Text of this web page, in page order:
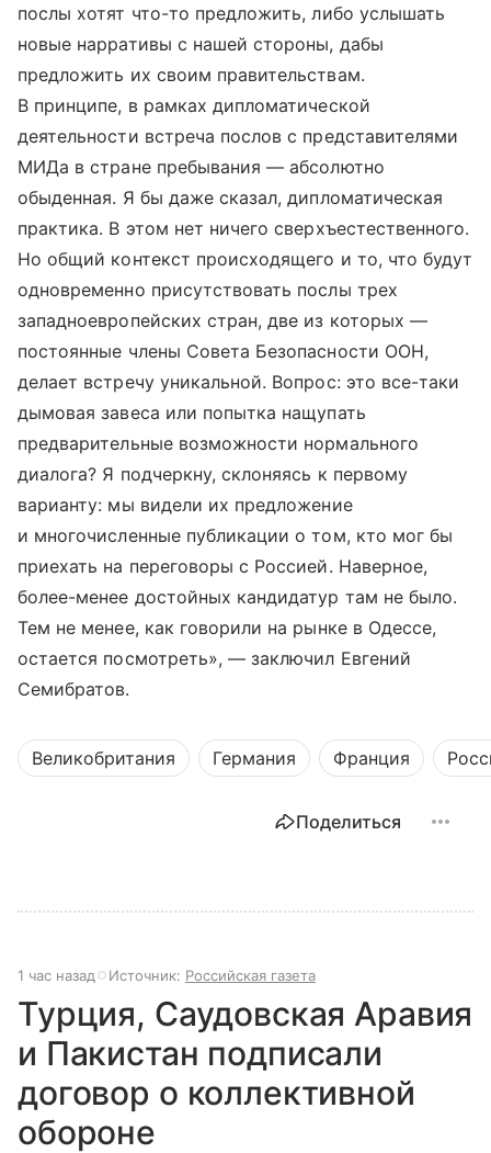
послы хотят что-то предложить, либо услышать
новые нарративы с нашей стороны, дабы
предложить их своим правительствам.
В принципе, в рамках дипломатической
деятельности встреча послов с представителями
МИДа в стране пребывания — абсолютно
обыденная. Я бы даже сказал, дипломатическая
практика. В этом нет ничего сверхъестественного.
Но общий контекст происходящего и то, что будут
одновременно присутствовать послы трех
западноевропейских стран, две из которых —
постоянные члены Совета Безопасности ООН,
делает встречу уникальной. Вопрос: это все-таки
дымовая завеса или попытка нащупать
предварительные возможности нормального
диалога? Я подчеркну, склоняясь к первому
варианту: мы видели их предложение
и многочисленные публикации о том, кто мог бы
приехать на переговоры с Россией. Наверное,
более-менее достойных кандидатур там не было.
Тем не менее, как говорили на рынке в Одессе,
остается посмотреть», — заключил Евгений
Семибратов.
Великобритания Германия Франция
Поделиться
1 час назад Источник: Российская газета
Турция, Саудовская Аравия
и Пакистан подписали
договор о коллективной
обороне